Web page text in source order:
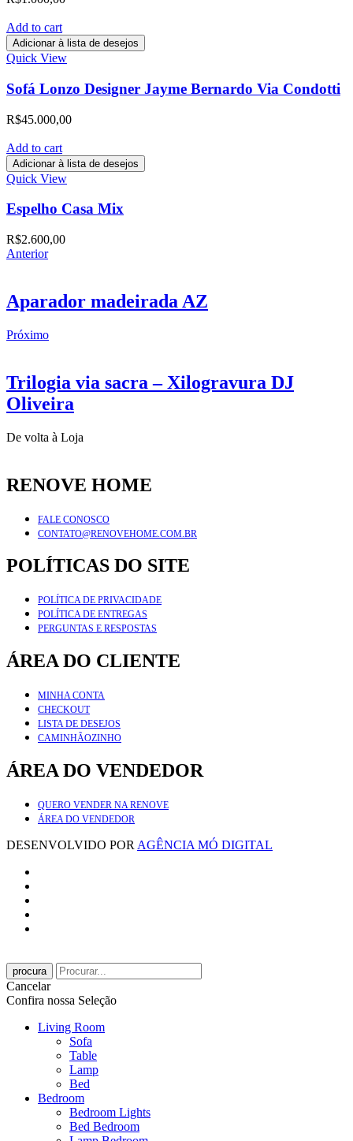
Add to cart
Adicionar à lista de desejos
Quick View
Sofá Lonzo Designer Jayme Bernardo Via Condotti
R$45.000,00
Add to cart
Adicionar à lista de desejos
Quick View
Espelho Casa Mix
R$2.600,00
Anterior
Aparador madeirada AZ
Próximo
Trilogia via sacra – Xilogravura DJ
Oliveira
De volta à Loja
RENOVE HOME
FALE CONOSCO
CONTATO@RENOVEHOME.COM.BR
POLÍTICAS DO SITE
POLÍTICA DE PRIVACIDADE
POLÍTICA DE ENTREGAS
PERGUNTAS E RESPOSTAS
ÁREA DO CLIENTE
MINHA CONTA
CHECKOUT
LISTA DE DESEJOS
CAMINHÃOZINHO
ÁREA DO VENDEDOR
QUERO VENDER NA RENOVE
ÁREA DO VENDEDOR
DESENVOLVIDO POR AGÊNCIA MÓ DIGITAL
procura
Cancelar
Confira nossa Seleção
Living Room
Sofa
Table
Lamp
Bed
Bedroom
Bedroom Lights
Bed Bedroom